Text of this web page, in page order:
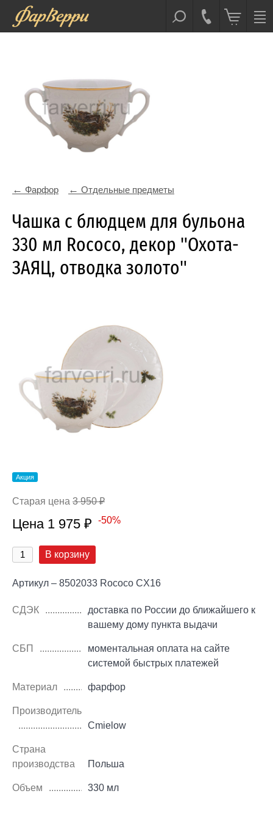
Фарфор Отдельные предметы
Чашка с блюдцем для бульона
330 мл Rococo, декор "Охота-
ЗАЯЦ, отводка золото"
Акция
Старая цена 3 950 ₽
Цена 1 975 ₽ -50%
В корзину
Артикул – 8502033 Rococo CX16
СДЭК
доставка по России до ближайшего к
вашему дому пункта выдачи
СБП
моментальная оплата на сайте
системой быстрых платежей
Материал фарфор
Производитель
Cmielow
Страна
производства
Польша
Объем 330 мл